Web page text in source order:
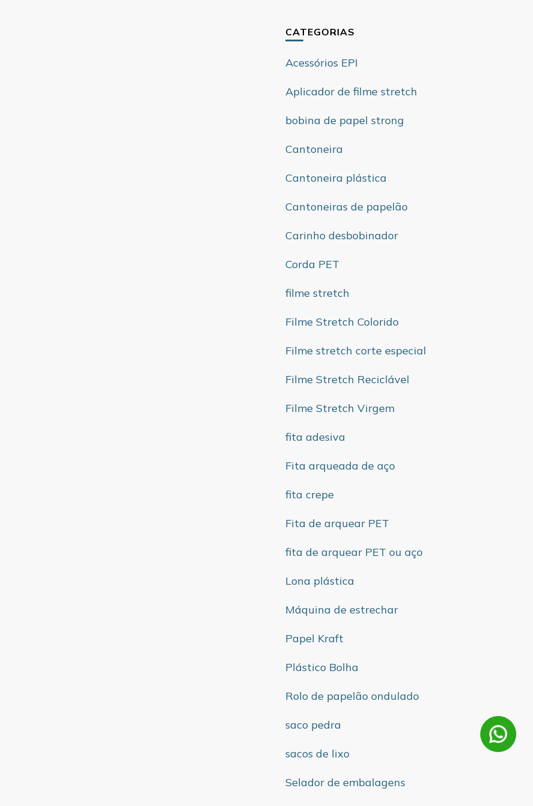
CATEGORIAS
Acessórios EPI
Aplicador de filme stretch
bobina de papel strong
Cantoneira
Cantoneira plástica
Cantoneiras de papelão
Carinho desbobinador
Corda PET
filme stretch
Filme Stretch Colorido
Filme stretch corte especial
Filme Stretch Reciclável
Filme Stretch Virgem
fita adesiva
Fita arqueada de aço
fita crepe
Fita de arquear PET
fita de arquear PET ou aço
Lona plástica
Máquina de estrechar
Papel Kraft
Plástico Bolha
Rolo de papelão ondulado
saco pedra
sacos de lixo
Selador de embalagens